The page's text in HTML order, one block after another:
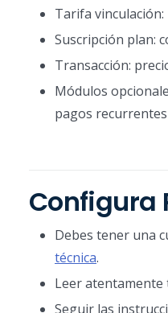
Tarifa
Suscripción plan:
Transacción:
Módulos
pagos
Configura
Debes tener una
técnica.
Leer atentamente
Seguir las